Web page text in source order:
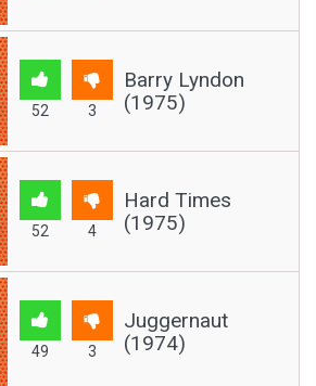
52 3
Barry Lyndon
(1975)
52 4
Hard Times
(1975)
49 3
Juggernaut
(1974)